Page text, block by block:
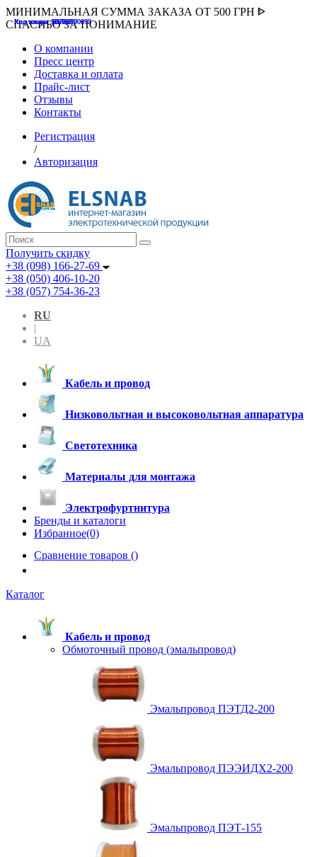
МИНИМАЛЬНАЯ СУММА ЗАКАЗА ОТ 500 ГРН ᐈ
СПАСИБО ЗА ПОНИМАНИЕ
О компании
Пресс центр
Доставка и оплата
Прайс-лист
Отзывы
Контакты
Регистрация
/
Авторизация
Получить скидку
+38 (098) 166-27-69
+38 (050) 406-10-20
+38 (057) 754-36-23
RU
|
UA
Кабель и провод
Низковольтная и высоковольтная аппаратура
Светотехника
Материалы для монтажа
Электрофуртнитура
Бренды и каталоги
Избранное(0)
Сравнение товаров ()
Каталог
Кабель и провод
Обмоточный провод (эмальпровод)
Эмальпровод ПЭТД2-200
Эмальпровод ПЭЭИДХ2-200
Эмальпровод ПЭТ-155
Код товара :507000
Код товара :HUK-K00058
Код товара :Т075177
Код товара :pnsv12
Код товара :HUK-K00072